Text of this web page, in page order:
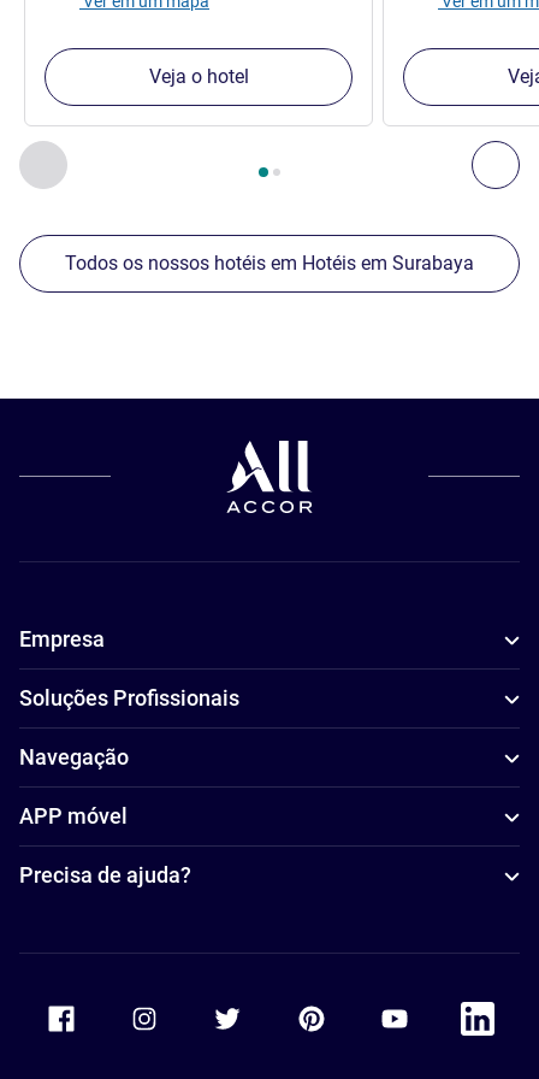
Anterior - Os nossos outros estabelecimentos nas
Página , Os nossos outros estabelecimentos nas
Veja o hotel
Todos os nossos hotéis em Hotéis em Surabaya
Empresa
Soluções Profissionais
Navegação
APP móvel
Precisa de ajuda?
Accor Facebook Accor TwitterAccor PinterestAccor Youtube
Accor